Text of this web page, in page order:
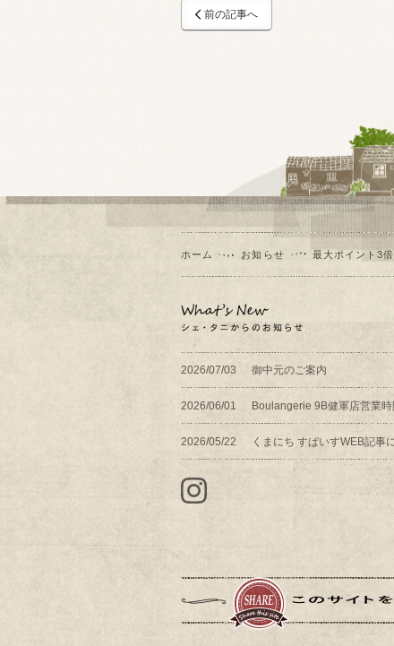
前の記事へ
ホーム お知らせ 最大ポイント3
2026/07/03 御中元のご案内
2026/06/01 Boulangerie 9B健軍店営業
2026/05/22 くまにち すぱいすWEB記事